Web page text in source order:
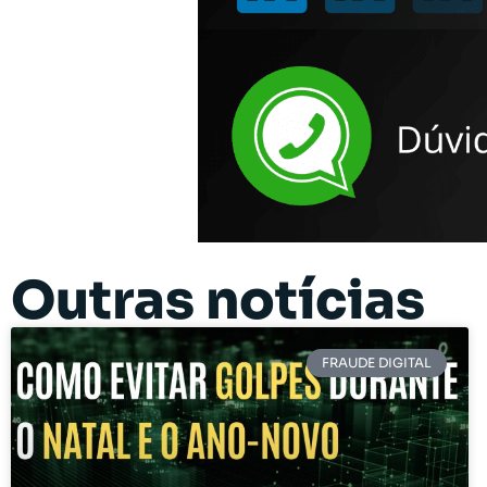
Outras notícias
FRAUDE DIGITAL